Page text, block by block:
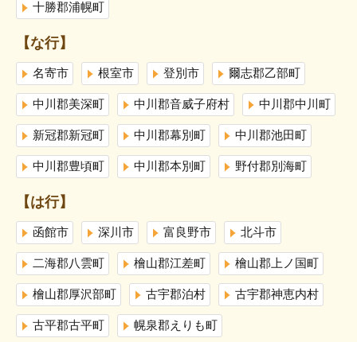
十勝郡浦幌町
【な行】
名寄市 根室市 登別市 爾志郡乙部町
中川郡美深町 中川郡音威子府村 中川郡中川町
新冠郡新冠町 中川郡幕別町 中川郡池田町
中川郡豊頃町 中川郡本別町 野付郡別海町
【は行】
函館市 深川市 富良野市 北斗市
二海郡八雲町 檜山郡江差町 檜山郡上ノ国町
檜山郡厚沢部町 古宇郡泊村 古宇郡神恵内村
古平郡古平町 幌泉郡えりも町